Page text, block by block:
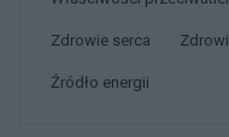
Zdrowie serca
źródło energii